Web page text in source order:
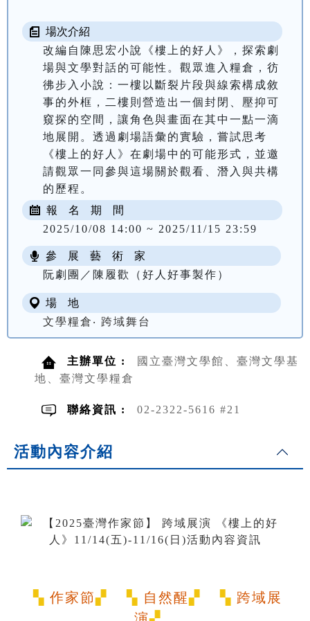
場次介紹
改編自陳思宏小說《樓上的好人》，探索劇
場與文學對話的可能性。觀眾進入糧倉，彷
彿步入小說：一樓以斷裂片段與線索構成敘
事的外框，二樓則營造出一個封閉、壓抑可
窺探的空間，讓角色與畫面在其中一點一滴
地展開。透過劇場語彙的實驗，嘗試思考
《樓上的好人》在劇場中的可能形式，並邀
請觀眾一同參與這場關於觀看、潛入與共構
的歷程。
報 名 期 間
2025/10/08 14:00 ~ 2025/11/15 23:59
參 展 藝 術 家
阮劇團／陳履歡（好人好事製作）
場 地
文學糧倉‧ 跨域舞台
主辦單位 :
國立臺灣文學館、臺灣文學基
地、臺灣文學糧倉
聯絡資訊 : 02-2322-5616 #21
活動內容介紹
▚ 作家節▞ ▚ 自然醒▞ ▚ 跨域展